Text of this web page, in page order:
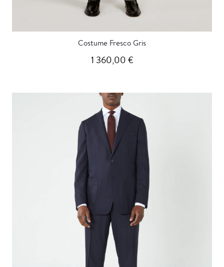
Costume Fresco Gris
1 360,00 €